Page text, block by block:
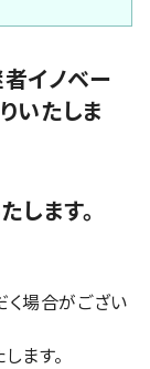
者イノベー
いたしま
します。
場合がござい
ます。